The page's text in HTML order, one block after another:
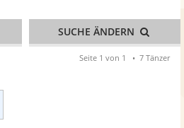
SUCHE ÄNDERN
Seite 1 von 1 7 Tänzer